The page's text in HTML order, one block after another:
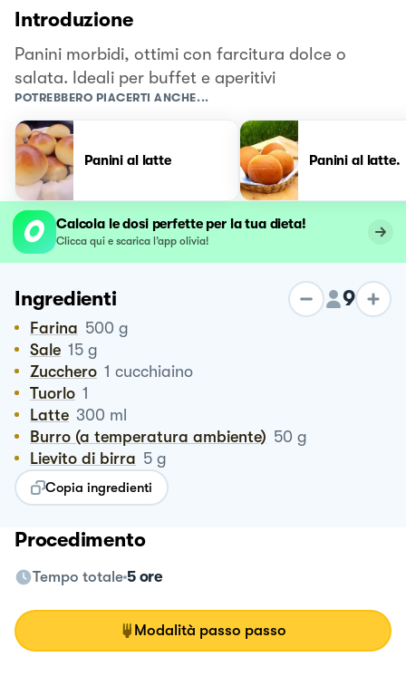
Introduzione
Panini morbidi, ottimi con farcitura dolce o
salata. Ideali per buffet e aperitivi
POTREBBERO PIACERTI ANCHE...
Panini al latte Panini al latte.
Calcola le dosi perfette per la tua dieta!
Clicca qui e scarica l’app olivia!
Ingredienti 9
Farina 500 g
Sale 15 g
Zucchero 1 cucchiaino
Tuorlo 1
Latte 300 ml
Burro (a temperatura ambiente) 50 g
Lievito di birra 5 g
Copia ingredienti
Procedimento
Tempo totale 5 ore
Modalità passo passo